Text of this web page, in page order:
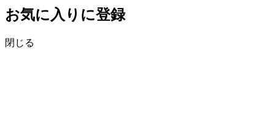
お気に入りに登録
閉じる